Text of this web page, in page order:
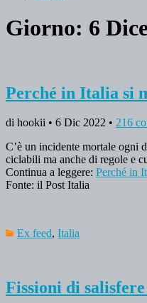
Giorno: 6
Perché in Italia si
di hookii • 6 Dic 2022 • 216
C’è un incidente mortale ogni
ciclabili ma anche di regole e
Continua a leggere: Perché in
Fonte: il Post Italia
Ex feed, Italia
Fissioni di